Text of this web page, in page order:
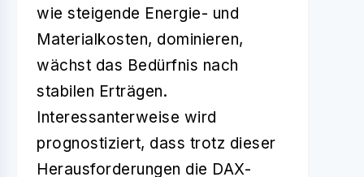
wie steigende Energie- und
Materialkosten, dominieren,
wächst das Bedürfnis nach
stabilen Erträgen.
Interessanterweise wird
prognostiziert, dass trotz dieser
Herausforderungen die DAX-